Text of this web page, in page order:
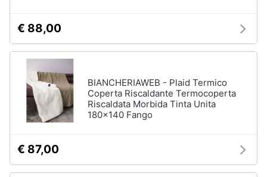
€ 88,00
BIANCHERIAWEB - Plaid Termico
Coperta Riscaldante Termocoperta
Riscaldata Morbida Tinta Unita
180x140 Fango
€ 87,00